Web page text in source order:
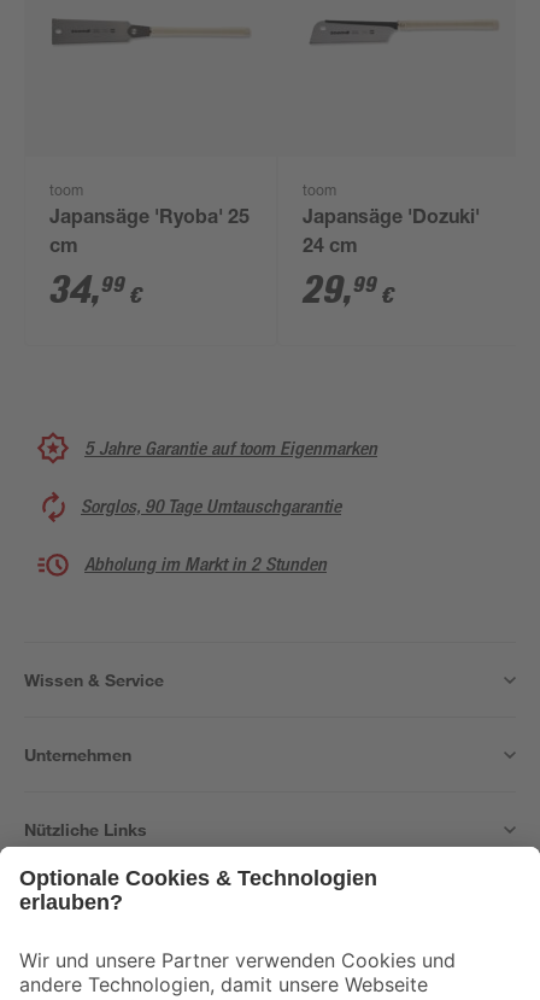
toom
Japansäge 'Ryoba' 25
cm
34,99 €
toom
Japansäge 'Dozuki'
24 cm
29,99 €
5 Jahre Garantie auf toom Eigenmarken
Sorglos, 90 Tage Umtauschgarantie
Abholung im Markt in 2 Stunden
Wissen & Service
Unternehmen
Nützliche Links
Der toom Newsletter: Keine Angebote und Aktionen mehr verpassen!